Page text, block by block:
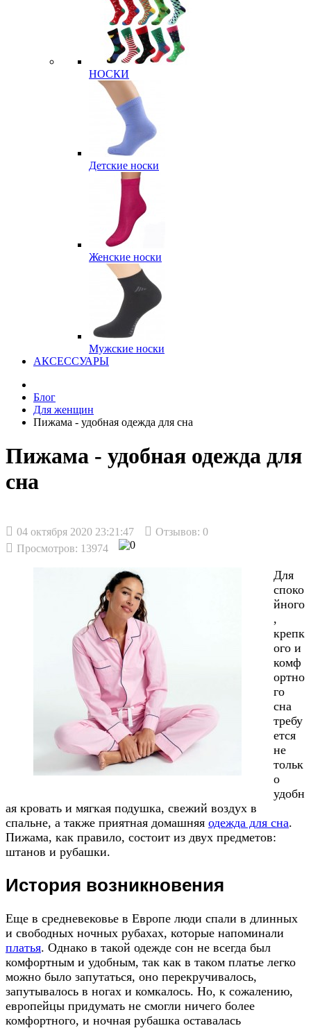
НОСКИ
Детские носки
Женские носки
Мужские носки
АКСЕССУАРЫ
Блог
Для женщин
Пижама - удобная одежда для сна
Пижама - удобная одежда для
сна
04 октября 2020 23:21:47 Отзывов: 0
Просмотров: 13974
Для
споко
йного
,
крепк
ого и
комф
ортно
го
сна
требу
ется
не
тольк
о
удобн
ая кровать и мягкая подушка, свежий воздух в
спальне, а также приятная домашняя одежда для сна.
Пижама, как правило, состоит из двух предметов:
штанов и рубашки.
История возникновения
Еще в средневековье в Европе люди спали в длинных
и свободных ночных рубахах, которые напоминали
платья. Однако в такой одежде сон не всегда был
комфортным и удобным, так как в таком платье легко
можно было запутаться, оно перекручивалось,
запутывалось в ногах и комкалось. Но, к сожалению,
европейцы придумать не смогли ничего более
комфортного, и ночная рубашка оставалась